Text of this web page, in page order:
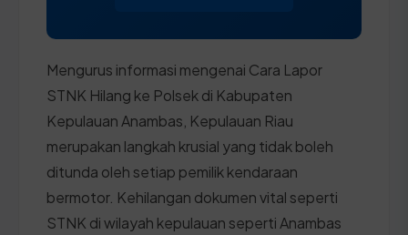
Mengurus informasi mengenai Cara Lapor
STNK Hilang ke Polsek di Kabupaten
Kepulauan Anambas, Kepulauan Riau
merupakan langkah krusial yang tidak boleh
ditunda oleh setiap pemilik kendaraan
bermotor. Kehilangan dokumen vital seperti
STNK di wilayah kepulauan seperti Anambas